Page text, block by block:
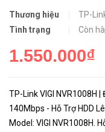
Thương hiệu
TP-
Tình trạng
Còn
1.550.000₫
TP-Link VIGI NVR1008H
140Mbps - Hỗ Trợ HDD
Model: VIGI NVR1008H.